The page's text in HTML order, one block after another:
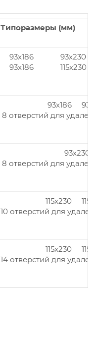
Типоразмеры (мм)
93x186
93x186
93x230
115x230
93x186
8 отверстий для
93x230
8 отверстий для
115x230
10 отверстий для
115x230
14 отверстий для